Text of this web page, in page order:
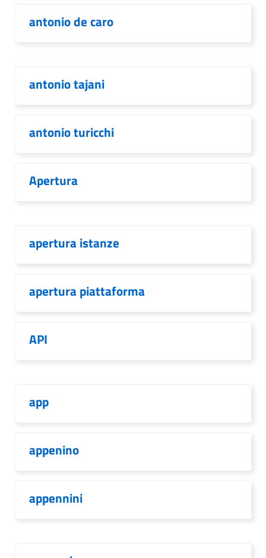
antonio de caro
antonio tajani
antonio turicchi
Apertura
apertura istanze
apertura piattaforma
API
app
appenino
appennini